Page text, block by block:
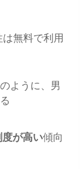
無料で利用
ように、男
が高い傾向